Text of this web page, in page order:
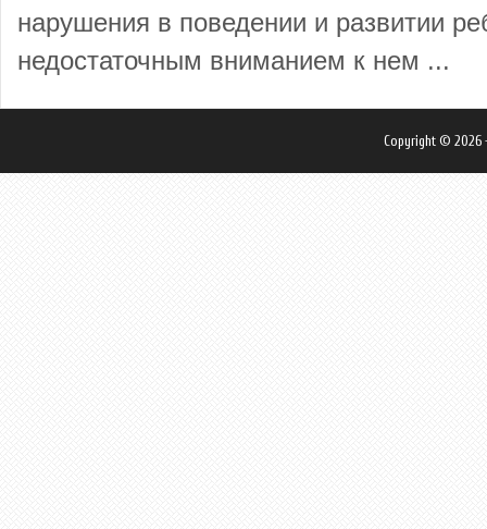
нарушения в поведении и развитии
недостаточным вниманием к нем ...
Copyright © 2026